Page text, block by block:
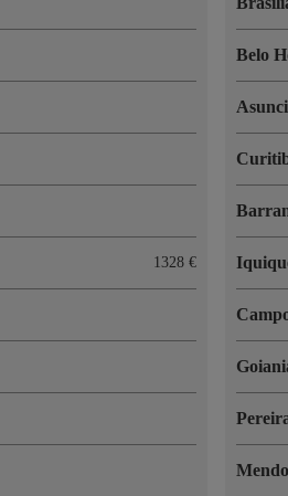
1328 €
Belo